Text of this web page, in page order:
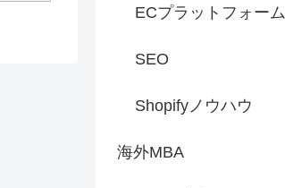
ECプラットフォーム
SEO
Shopifyノウハウ
海外MBA